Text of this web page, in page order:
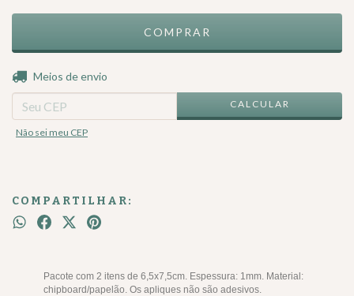
Entregas para o CEP:
Meios de envio
CALCULAR
Não sei meu CEP
COMPARTILHAR:
Pacote com 2 itens de 6,5x7,5cm. Espessura: 1mm. Material:
chipboard/papelão. Os apliques não são adesivos.